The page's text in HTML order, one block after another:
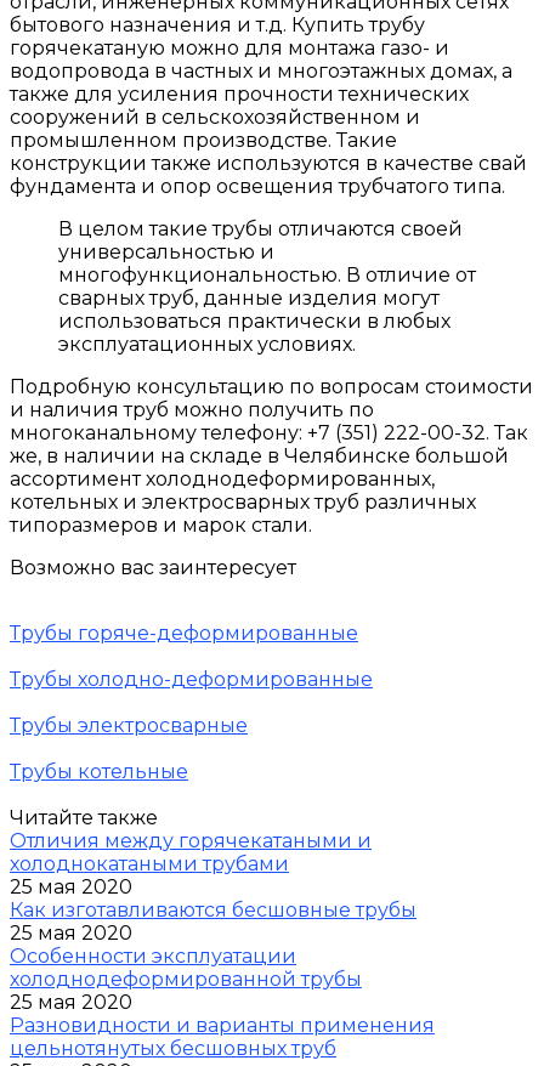
бытового назначения и т.д. Купить трубу
горячекатаную можно для монтажа газо- и
водопровода в частных и многоэтажных домах, а
также для усиления прочности технических
сооружений в сельскохозяйственном и
промышленном производстве. Такие
конструкции также используются в качестве свай
фундамента и опор освещения трубчатого типа.
В целом такие трубы отличаются своей
универсальностью и
многофункциональностью. В отличие от
сварных труб, данные изделия могут
использоваться практически в любых
эксплуатационных условиях.
Подробную консультацию по вопросам стоимости
и наличия труб можно получить по
многоканальному телефону: +7 (351) 222-00-32. Так
же, в наличии на складе в Челябинске большой
ассортимент холоднодеформированных,
котельных и электросварных труб различных
типоразмеров и марок стали.
Возможно вас заинтересует
Трубы горяче-деформированные
Трубы холодно-деформированные
Трубы электросварные
Трубы котельные
Читайте также
Отличия между горячекатаными и
холоднокатаными трубами
25 мая 2020
Как изготавливаются бесшовные трубы
25 мая 2020
Особенности эксплуатации
холоднодеформированной трубы
25 мая 2020
Разновидности и варианты применения
цельнотянутых бесшовных труб